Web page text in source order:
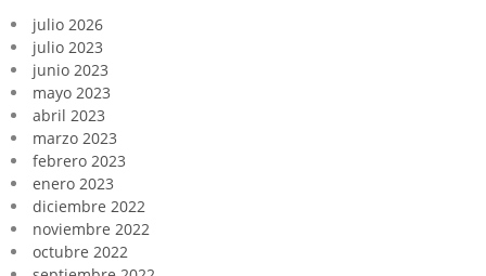
julio 2026
julio 2023
junio 2023
mayo 2023
abril 2023
marzo 2023
febrero 2023
enero 2023
diciembre 2022
noviembre 2022
octubre 2022